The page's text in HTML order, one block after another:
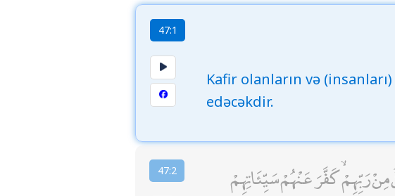
47:1
Kafir olanların və
edəcəkdir.
47:2
رَبِّهِمْ ۙ كَفَّرَ عَنْهُمْ سَيِّئَاتِهِمْ